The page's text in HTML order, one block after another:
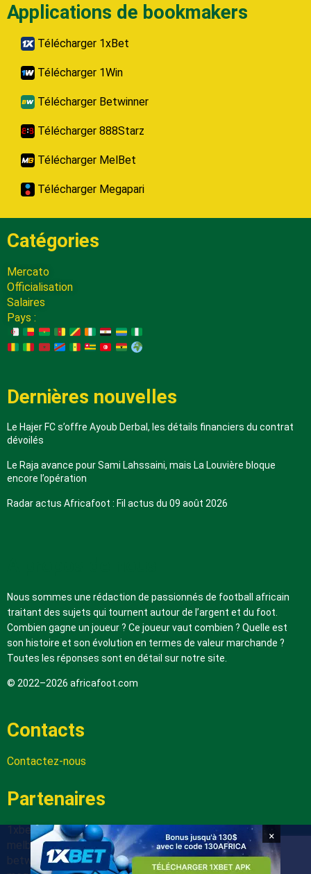
Applications de bookmakers
Télécharger 1xBet
Télécharger 1Win
Télécharger Betwinner
Télécharger 888Starz
Télécharger MelBet
Télécharger Megapari
Catégories
Mercato
Officialisation
Salaires
Pays :
Dernières nouvelles
Le Hajer FC s’offre Ayoub Derbal, les détails financiers du contrat
dévoilés
Le Raja avance pour Sami Lahssaini, mais La Louvière bloque
encore l’opération
Radar actus Africafoot : Fil actus du 09 août 2026
Nous sommes une rédaction de passionnés de football africain
traitant des sujets qui tournent autour de l’argent et du foot.
Combien gagne un joueur ? Ce joueur vaut combien ? Quelle est
son histoire et son évolution en termes de valeur marchande ?
Toutes les réponses sont en détail sur notre site.
© 2022–2026 africafoot.com
Contacts
Contactez-nous
Partenaires
1xbetapk.africafoot.com
melbet.africafoot.com
betwinnerapp.africafoot.com
×